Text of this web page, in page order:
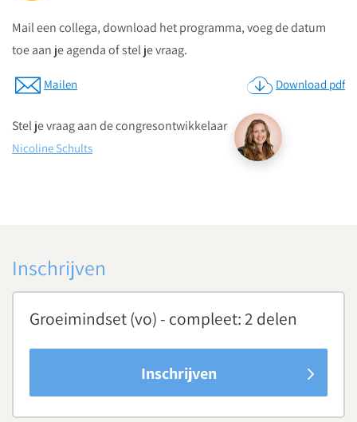
Mail een collega, download het programma, voeg de datum
toe aan je agenda of stel je vraag.
Mailen Download pdf
Stel je vraag aan de congresontwikkelaar
Nicoline Schults
Inschrijven
Groeimindset (vo) - compleet: 2 delen
Inschrijven